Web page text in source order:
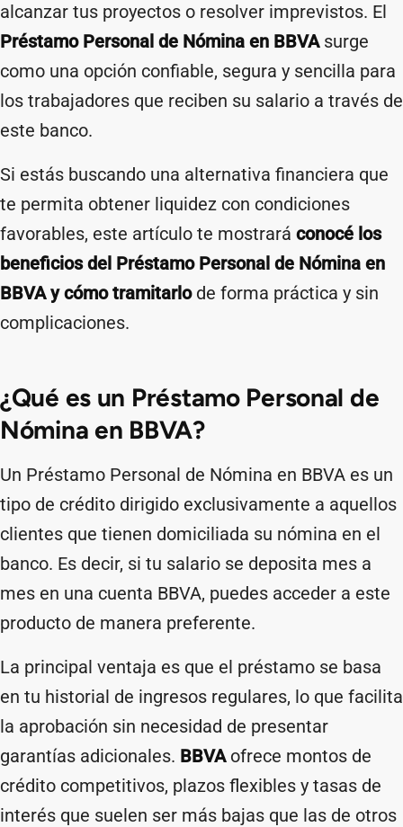
alcanzar tus proyectos o resolver imprevistos. El
Préstamo Personal de Nómina en BBVAsurge
como una opción confiable, segura y sencilla para
los trabajadores que reciben su salario a través de
este banco.
Si estás buscando una alternativa financiera que
te permita obtener liquidez con condiciones
favorables, este artículo te mostrará conocé los
beneficios del Préstamo Personal de Nómina en
BBVA y cómo tramitarlode forma práctica y sin
complicaciones.
¿Qué es un Préstamo Personal de
Nómina en BBVA?
Un Préstamo Personal de Nómina en BBVA es un
tipo de crédito dirigido exclusivamente a aquellos
clientes que tienen domiciliada su nómina en el
banco. Es decir, si tu salario se deposita mes a
mes en una cuenta BBVA, puedes acceder a este
producto de manera preferente.
La principal ventaja es que el préstamo se basa
en tu historial de ingresos regulares, lo que facilita
la aprobación sin necesidad de presentar
garantías adicionales. BBVAofrece montos de
crédito competitivos, plazos flexibles y tasas de
interés que suelen ser más bajas que las de otros